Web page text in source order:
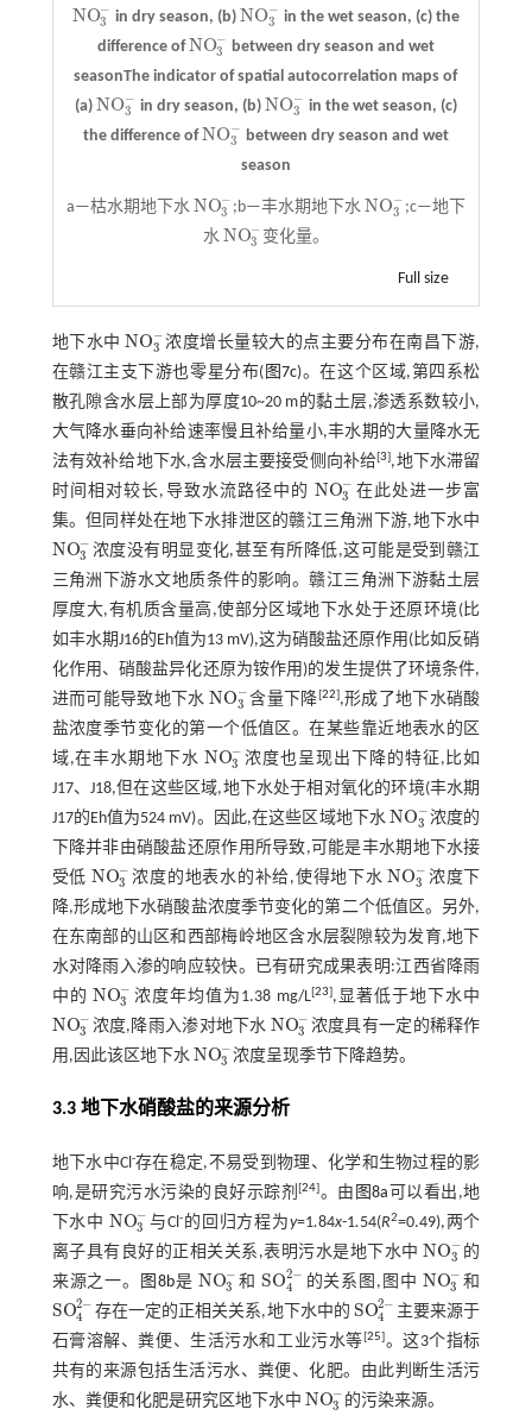
NO−
3
NO3- in dry season, (b)NO−
3
NO3- in the wet season, (c) the
difference ofNO−
3
NO3-
between dry season and wet
seasonThe indicator of spatial autocorrelation maps of
(a)NO−
3
NO3- in dry season, (b) NO−
3
NO3- in the wet season, (c)
the difference ofNO−
3
NO3-
between dry season and wet
season
a—枯水期地下水 NO−
3
NO3- ;b—丰水期地下水 NO−
3
NO3- ;c—地下
水 NO−
3
NO3- 变化量。
Full size
地下水中 NO−
3
NO3- 浓度增长量较大的点主要分布在南昌下游,
在赣江主支下游也零星分布( 图7c)。在这个区域,第四系松
散孔隙含水层上部为厚度10~20 m的黏土层,渗透系数较小,
大气降水垂向补给速率慢且补给量小,丰水期的大量降水无
法有效补给地下水,含水层主要接受侧向补给[3],地下水滞留
时间相对较长,导致水流路径中的 NO−
3
NO3- 在此处进一步富
集。但同样处在地下水排泄区的赣江三角洲下游,地下水中
NO−
3
NO3- 浓度没有明显变化,甚至有所降低,这可能是受到赣江
三角洲下游水文地质条件的影响。赣江三角洲下游黏土层
厚度大,有机质含量高,使部分区域地下水处于还原环境(比
如丰水期J16的Eh值为13 mV),这为硝酸盐还原作用(比如反硝
化作用、硝酸盐异化还原为铵作用)的发生提供了环境条件,
进而可能导致地下水 NO−
3
NO3- 含量下降[22],形成了地下水硝酸
盐浓度季节变化的第一个低值区。在某些靠近地表水的区
域,在丰水期地下水 NO−
3
NO3- 浓度也呈现出下降的特征,比如
J17、J18,但在这些区域,地下水处于相对氧化的环境(丰水期
J17的Eh值为524 mV)。因此,在这些区域地下水 NO−
3
NO3- 浓度的
下降并非由硝酸盐还原作用所导致,可能是丰水期地下水接
受低 NO−
3
NO3- 浓度的地表水的补给,使得地下水 NO−
3
NO3- 浓度下
降,形成地下水硝酸盐浓度季节变化的第二个低值区。另外,
在东南部的山区和西部梅岭地区含水层裂隙较为发育,地下
水对降雨入渗的响应较快。已有研究成果表明:江西省降雨
中的 NO−
3
NO3- 浓度年均值为1.38 mg/L[23],显著低于地下水中
NO−
3
NO3- 浓度,降雨入渗对地下水 NO−
3
NO3- 浓度具有一定的稀释作
用,因此该区地下水 NO−
3
NO3- 浓度呈现季节下降趋势。
3.3 地下水硝酸盐的来源分析
地下水中Cl -存在稳定,不易受到物理、化学和生物过程的影
响,是研究污水污染的良好示踪剂[24]。由 图8a 可以看出,地
下水中 NO−
3
NO3- 与Cl- 的回归方程为y=1.84x-1.54(R2=0.49),两个
离子具有良好的正相关关系,表明污水是地下水中 NO−
3
NO3- 的
来源之一。
图8b是 NO−
3
NO3- 和 SO2−
4
SO42 的关系图,图中 NO−
3
NO3- 和
SO2−
4
SO42 存在一定的正相关关系,地下水中的 SO2−
4
SO42
主要来源于
石膏溶解、粪便、生活污水和工业污水等[25]。这3个指标
共有的来源包括生活污水、粪便、化肥。由此判断生活污
水、粪便和化肥是研究区地下水中 NO−
3
NO3- 的污染来源。